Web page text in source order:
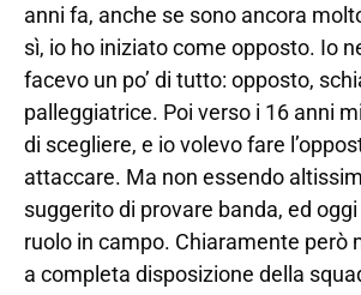
anni fa, anche se sono ancora
sì, io ho iniziato come opposto. Io
facevo un po’ di tutto: opposto,
palleggiatrice. Poi verso i 16 anni
di scegliere, e io volevo fare
attaccare. Ma non essendo
suggerito di provare banda, ed
ruolo in campo. Chiaramente però
a completa disposizione della